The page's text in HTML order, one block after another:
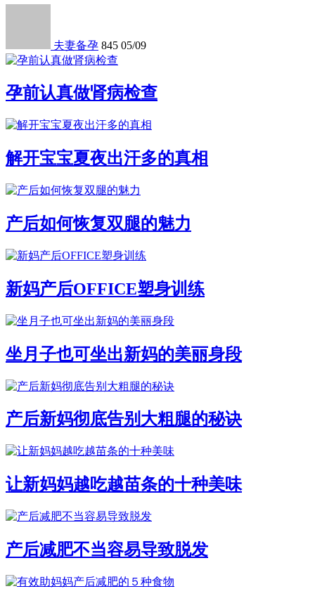
夫妻备孕 845 05/09
孕前认真做肾病检查
解开宝宝夏夜出汗多的真相
产后如何恢复双腿的魅力
新妈产后OFFICE塑身训练
坐月子也可坐出新妈的美丽身段
产后新妈彻底告别大粗腿的秘诀
让新妈妈越吃越苗条的十种美味
产后减肥不当容易导致脱发